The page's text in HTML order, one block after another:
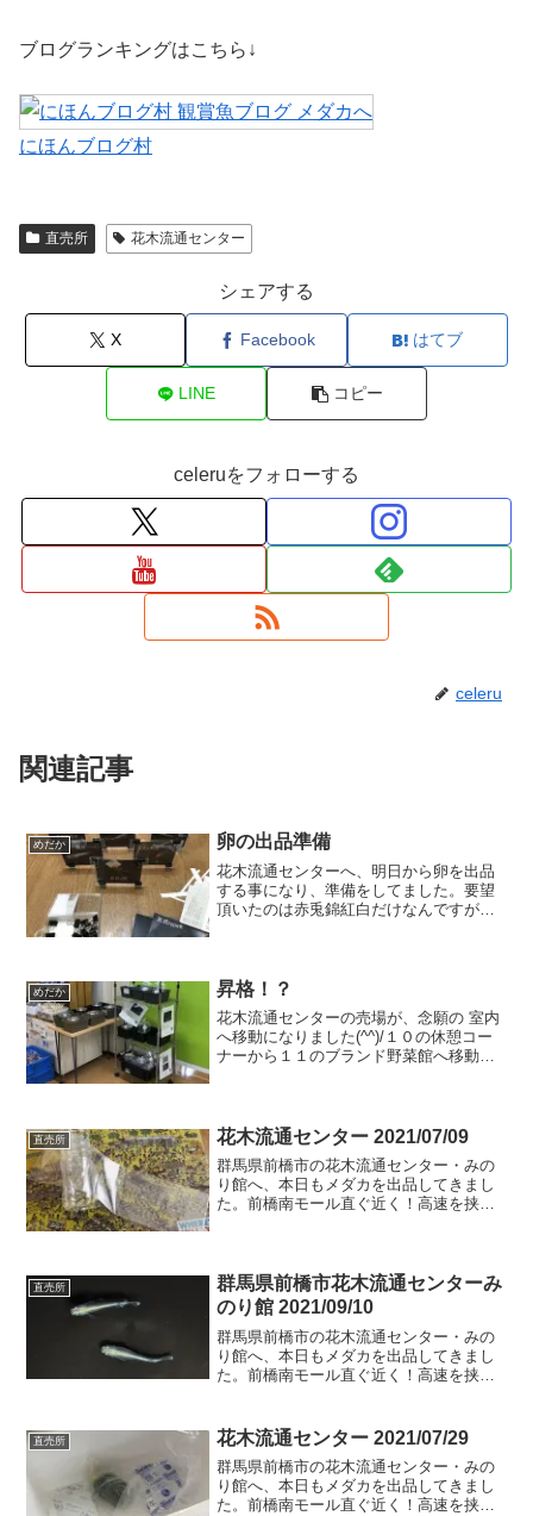
ブログランキングはこちら↓
にほんブログ村
直売所 花木流通センター
シェアする
X Facebook はてブ
LINE コピー
celeruをフォローする
celeru
関連記事
めだか 卵の出品準備
花木流通センターへ、明日から卵を出品
する事になり、準備をしてました。要望
頂いたのは赤兎錦紅白だけなんですが、
分からないだろうから、...
めだか 昇格！？
花木流通センターの売場が、念願の 室内
へ移動になりました(^^)/１０の休憩コー
ナーから１１のブランド野菜館へ移動で
は、室内の中でも...
直売所 花木流通センター 2021/07/09
群馬県前橋市の花木流通センター・みの
り館へ、本日もメダカを出品してきまし
た。前橋南モール直ぐ近く！高速を挟ん
２カブキ系黒幹之煌Pa...
直売所
群馬県前橋市花木流通センターみ
のり館 2021/09/10
群馬県前橋市の花木流通センター・みの
り館へ、本日もメダカを出品してきまし
た。前橋南モール直ぐ近く！高速を挟ん
くお願いします。本日の追加内容黒衣ｘ
リアルロングフィンモ...
直売所 花木流通センター 2021/07/29
群馬県前橋市の花木流通センター・みの
り館へ、本日もメダカを出品してきまし
た。前橋南モール直ぐ近く！高速を挟ん